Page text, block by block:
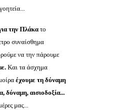
την Πλάκα το
συναίσθημα
να την πάρουμε
Και τα άσχημα
έχουμε τη δύναμη
δύναμη, αισιοδοξία...
μας...